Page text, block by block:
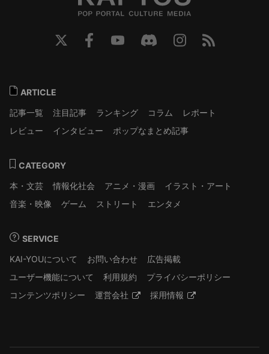
ARTICLE
記事一覧
注目記事 ランキング コラム
レポート
レビュー
インタビュー ポップなまとめ記事
CATEGORY
本・文芸
情報化社会 アニメ・漫画
イラスト・アート
音楽・映像
ゲーム ストリート エンタメ
SERVICE
KAI-YOUについて
お問い合わせ
広告掲載
ユーザー機能について
利用規約
プライバシーポリシー
コンテンツポリシー
運営会社 採用情報